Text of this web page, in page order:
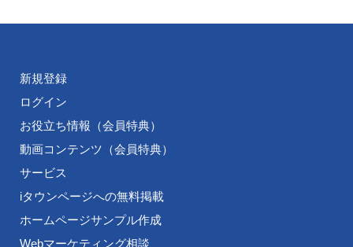
新規登録
ログイン
お役立ち情報（会員特典）
動画コンテンツ（会員特典）
サービス
iタウンページへの無料掲載
ホームページサンプル作成
Webマーケティング相談